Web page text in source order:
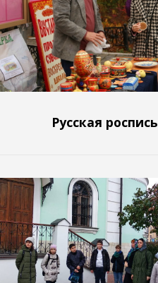
Русская роспись